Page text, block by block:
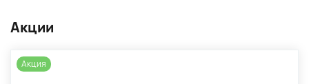
Акции
Акция